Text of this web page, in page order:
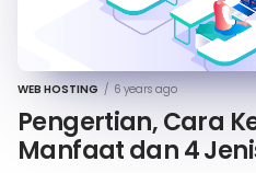
WEB HOSTING / 6 years ago
Pengertian, Cara
Manfaat dan 4